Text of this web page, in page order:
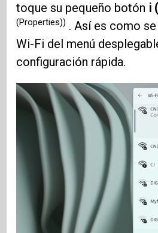
toque su pequeño botón i
(Properties)) . Así es como
Wi-Fi del menú
configuración rápida.